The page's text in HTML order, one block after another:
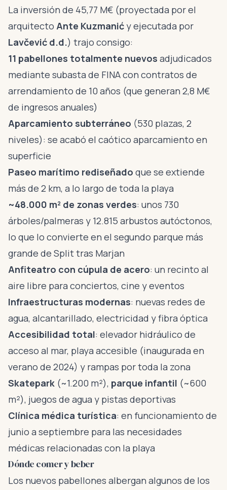
La inversión de 45,77 M€ (proyectada por el
arquitecto Ante Kuzmanić y ejecutada por
Lavčević d.d.) trajo consigo:
11 pabellones totalmente nuevos adjudicados
mediante subasta de FINA con contratos de
arrendamiento de 10 años (que generan 2,8 M€
de ingresos anuales)
Aparcamiento subterráneo (530 plazas, 2
niveles): se acabó el caótico aparcamiento en
superficie
Paseo marítimo rediseñado que se extiende
más de 2 km, a lo largo de toda la playa
~48.000 m² de zonas verdes: unos 730
árboles/palmeras y 12.815 arbustos autóctonos,
lo que lo convierte en el segundo parque más
grande de Split tras Marjan
Anfiteatro con cúpula de acero: un recinto al
aire libre para conciertos, cine y eventos
Infraestructuras modernas: nuevas redes de
agua, alcantarillado, electricidad y fibra óptica
Accesibilidad total: elevador hidráulico de
acceso al mar, playa accesible (inaugurada en
verano de 2024) y rampas por toda la zona
Skatepark (~1.200 m²), parque infantil (~600
m²), juegos de agua y pistas deportivas
Clínica médica turística: en funcionamiento de
junio a septiembre para las necesidades
médicas relacionadas con la playa
Dónde comer y beber
Los nuevos pabellones albergan algunos de los